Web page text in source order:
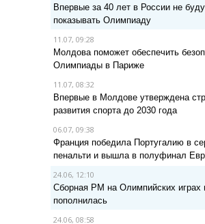
Впервые за 40 лет в России не
показывать Олимпиаду
11.07, 09:28
Молдова поможет обеспечить
Олимпиады в Париже
11.07, 08:32
Впервые в Молдове утверждена
развития спорта до 2030 года
06.07, 09:38
Франция победила Португалию в
пенальти и вышла в полуфинал
24.06, 12:10
Сборная РМ на Олимпийских играх
пополнилась
24.06, 08:58